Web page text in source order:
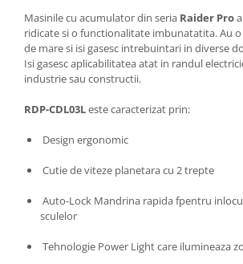
Masinile cu acumulator din seria Raider Pro
ridicate si o functionalitate imbunatatita. Au
de mare si isi gasesc intrebuintari in diverse
Isi gasesc aplicabilitatea atat in randul
industrie sau constructii.
RDP-CDL03Leste caracterizat prin:
Design ergonomic
Cutie de viteze planetara cu 2 trepte
Auto-Lock Mandrina rapida fpentru
sculelor
Tehnologie Power Light care ilumineaza